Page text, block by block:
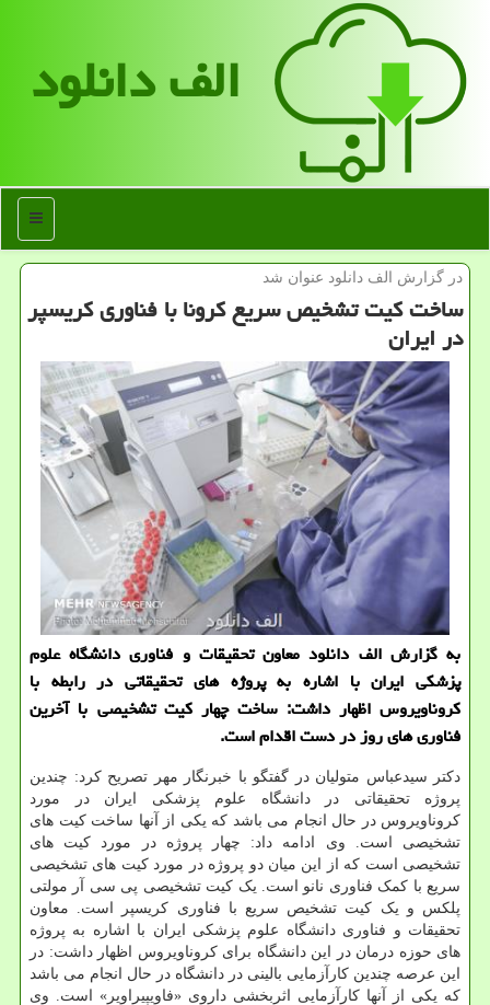
الف دانلود
منو
در گزارش الف دانلود عنوان شد
ساخت كیت تشخیص سریع كرونا با فناوری كریسپر
در ایران
به گزارش الف دانلود معاون تحقیقات و فناوری دانشگاه علوم
پزشكی ایران با اشاره به پروژه های تحقیقاتی در رابطه با
كروناویروس اظهار داشت: ساخت چهار كیت تشخیصی با آخرین
فناوری های روز در دست اقدام است.
دکتر سیدعباس متولیان در گفتگو با خبرنگار مهر تصریح کرد: چندین
پروژه تحقیقاتی در دانشگاه علوم پزشکی ایران در مورد
کروناویروس در حال انجام می باشد که یکی از آنها ساخت کیت های
تشخیصی است. وی ادامه داد: چهار پروژه در مورد کیت های
تشخیصی است که از این میان دو پروژه در مورد کیت های تشخیصی
سریع با کمک فناوری نانو است. یک کیت تشخیصی پی سی آر مولتی
پلکس و یک کیت تشخیص سریع با فناوری کریسپر است. معاون
تحقیقات و فناوری دانشگاه علوم پزشکی ایران با اشاره به پروژه
های حوزه درمان در این دانشگاه برای کروناویروس اظهار داشت: در
این عرصه چندین کارآزمایی بالینی در دانشگاه در حال انجام می باشد
که یکی از آنها کارآزمایی اثربخشی داروی «فاویپیراویر» است. وی